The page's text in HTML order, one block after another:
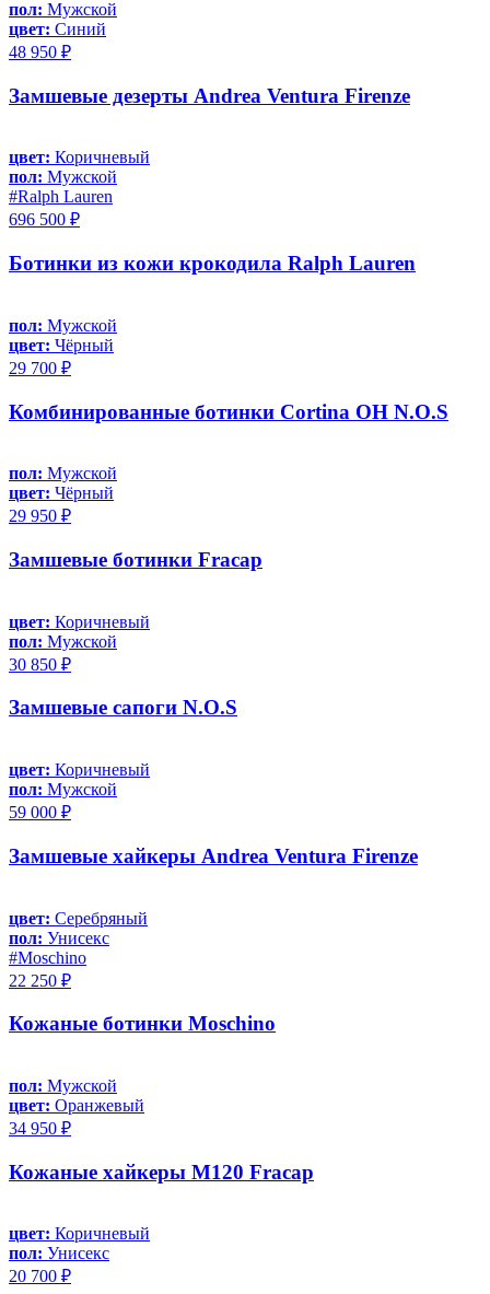
пол: Мужской
цвет: Синий
48 950 ₽
Замшевые дезерты Andrea Ventura Firenze
цвет: Коричневый
пол: Мужской
#Ralph Lauren
696 500 ₽
Ботинки из кожи крокодила Ralph Lauren
пол: Мужской
цвет: Чёрный
29 700 ₽
Комбинированные ботинки Cortina OH N.O.S
пол: Мужской
цвет: Чёрный
29 950 ₽
Замшевые ботинки Fracap
цвет: Коричневый
пол: Мужской
30 850 ₽
Замшевые сапоги N.O.S
цвет: Коричневый
пол: Мужской
59 000 ₽
Замшевые хайкеры Andrea Ventura Firenze
цвет: Серебряный
пол: Унисекс
#Moschino
22 250 ₽
Кожаные ботинки Moschino
пол: Мужской
цвет: Оранжевый
34 950 ₽
Кожаные хайкеры M120 Fracap
цвет: Коричневый
пол: Унисекс
20 700 ₽